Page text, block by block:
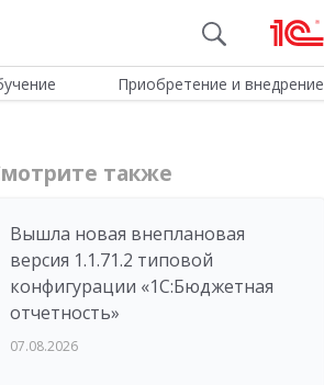
Приобретение и внедрение
также
Вышла новая внеплановая
версия 1.1.71.2 типовой
конфигурации «1C:Бюджетная
отчетность»
07.08.2026